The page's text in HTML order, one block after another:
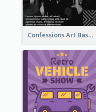
Confessions Art Basel Instagram Post